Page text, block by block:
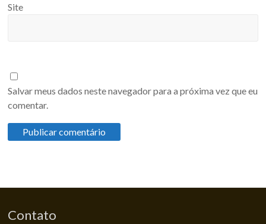
Site
Salvar meus dados neste navegador para a próxima vez que eu
comentar.
Contato